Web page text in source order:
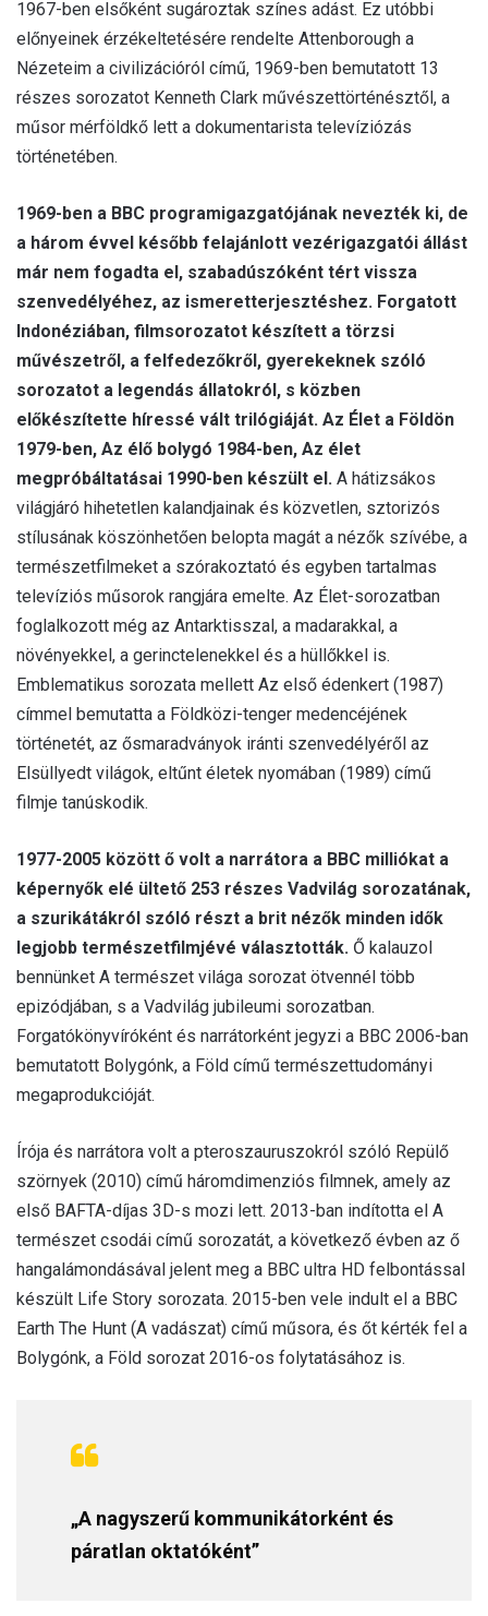
1967-ben elsőként sugároztak színes adást. Ez utóbbi
előnyeinek érzékeltetésére rendelte Attenborough a
Nézeteim a civilizációról című, 1969-ben bemutatott 13
részes sorozatot Kenneth Clark művészettörténésztől, a
műsor mérföldkő lett a dokumentarista televíziózás
történetében.
1969-ben a BBC programigazgatójának nevezték ki, de
a három évvel később felajánlott vezérigazgatói állást
már nem fogadta el, szabadúszóként tért vissza
szenvedélyéhez, az ismeretterjesztéshez. Forgatott
Indonéziában, filmsorozatot készített a törzsi
művészetről, a felfedezőkről, gyerekeknek szóló
sorozatot a legendás állatokról, s közben
előkészítette híressé vált trilógiáját. Az Élet a Földön
1979-ben, Az élő bolygó 1984-ben, Az élet
megpróbáltatásai 1990-ben készült el. A hátizsákos
világjáró hihetetlen kalandjainak és közvetlen, sztorizós
stílusának köszönhetően belopta magát a nézők szívébe, a
természetfilmeket a szórakoztató és egyben tartalmas
televíziós műsorok rangjára emelte. Az Élet-sorozatban
foglalkozott még az Antarktisszal, a madarakkal, a
növényekkel, a gerinctelenekkel és a hüllőkkel is.
Emblematikus sorozata mellett Az első édenkert (1987)
címmel bemutatta a Földközi-tenger medencéjének
történetét, az ősmaradványok iránti szenvedélyéről az
Elsüllyedt világok, eltűnt életek nyomában (1989) című
filmje tanúskodik.
1977-2005 között ő volt a narrátora a BBC milliókat a
képernyők elé ültető 253 részes Vadvilág sorozatának,
a szurikátákról szóló részt a brit nézők minden idők
legjobb természetfilmjévé választották. Ő kalauzol
bennünket A természet világa sorozat ötvennél több
epizódjában, s a Vadvilág jubileumi sorozatban.
Forgatókönyvíróként és narrátorként jegyzi a BBC 2006-ban
bemutatott Bolygónk, a Föld című természettudományi
megaprodukcióját.
Írója és narrátora volt a pteroszauruszokról szóló Repülő
szörnyek (2010) című háromdimenziós filmnek, amely az
első BAFTA-díjas 3D-s mozi lett. 2013-ban indította el A
természet csodái című sorozatát, a következő évben az ő
hangalámondásával jelent meg a BBC ultra HD felbontással
készült Life Story sorozata. 2015-ben vele indult el a BBC
Earth The Hunt (A vadászat) című műsora, és őt kérték fel a
Bolygónk, a Föld sorozat 2016-os folytatásához is.
„A nagyszerű kommunikátorként és
páratlan oktatóként”